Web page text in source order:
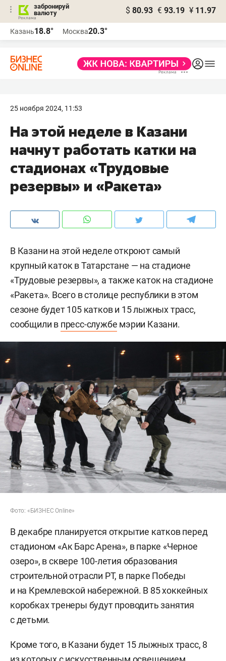
забронируй
валюту
$ 80.93 € 93.19 ¥ 11.97
Казань18.8° Москва20.3°
25 ноября 2024, 11:53
На этой неделе в Казани
начнут работать катки на
стадионах «Трудовые
резервы» и «Ракета»
В Казани на этой неделе откроют самый
крупный каток в Татарстане — на стадионе
«Трудовые резервы», а также каток на стадионе
«Ракета». Всего в столице республики в этом
сезоне будет 105 катков и 15 лыжных трасс,
сообщили в пресс-службе мэрии Казани.
Фото: «БИЗНЕС Online»
В декабре планируется открытие катков перед
стадионом «Ак Барс Арена», в парке «Черное
озеро», в сквере 100-летия образования
строительной отрасли РТ, в парке Победы
и на Кремлевской набережной. В 85 хоккейных
коробках тренеры будут проводить занятия
с детьми.
Кроме того, в Казани будет 15 лыжных трасс, 8